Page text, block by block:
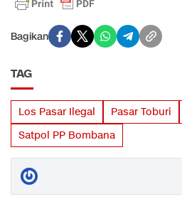
Bagikan
TAG
Los Pasar Ilegal Pasar Toburi
Satpol PP Bombana